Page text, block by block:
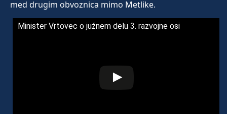
med drugim obvoznica mimo Metlike.
Minister Vrtovec o južnem delu 3. razvojne osi